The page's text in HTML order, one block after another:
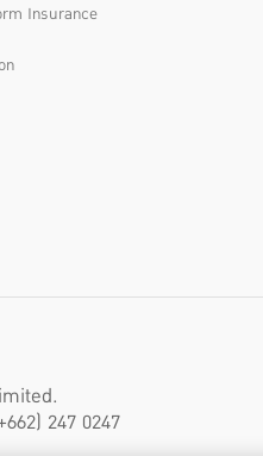
Insurance
247 0247